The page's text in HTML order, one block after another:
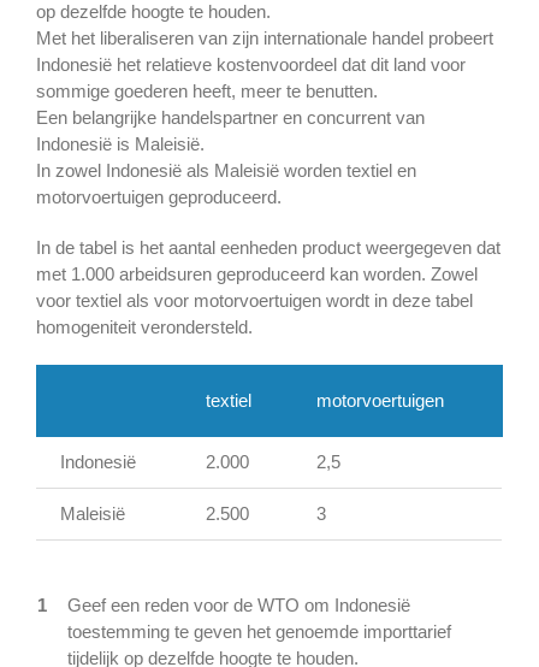
op dezelfde hoogte te houden.
Met het liberaliseren van zijn internationale handel probeert
Indonesië het relatieve kostenvoordeel dat dit land voor
sommige goederen heeft, meer te benutten.
Een belangrijke handelspartner en concurrent van
Indonesië is Maleisië.
In zowel Indonesië als Maleisië worden textiel en
motorvoertuigen geproduceerd.
In de tabel is het aantal eenheden product weergegeven dat
met 1.000 arbeidsuren geproduceerd kan worden. Zowel
voor textiel als voor motorvoertuigen wordt in deze tabel
homogeniteit verondersteld.
textiel motorvoertuigen
Indonesië 2.000 2,5
Maleisië 2.500 3
1
Geef een reden voor de WTO om Indonesië
toestemming te geven het genoemde importtarief
tijdelijk op dezelfde hoogte te houden.